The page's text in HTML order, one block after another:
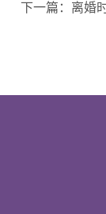
下一篇：离婚